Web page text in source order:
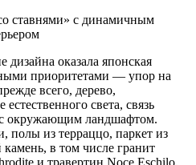
дизайна оказала японская
приоритетами — упор на
всего, дерево,
света, связь
окружающим ландшафтом.
полы из терраццо, паркет из
в том числе гранит
и травертин Noce Eschilo,